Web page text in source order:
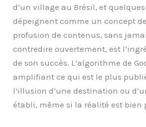
d’un village au Brésil, et
dépeignent comme un concept
profusion de contenus, sans
contredire ouvertement, est
de son succès. L’algorithme de
amplifiant ce qui est le plus
l’illusion d’une destination ou
établi, même si la réalité est bien